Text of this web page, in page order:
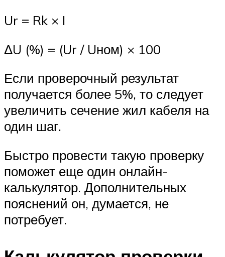
Ur = Rk × I
ΔU (%) = (Ur / Uном) × 100
Если проверочный результат
получается более 5%, то следует
увеличить сечение жил кабеля на
один шаг.
Быстро провести такую проверку
поможет еще один онлайн-
калькулятор. Дополнительных
пояснений он, думается, не
потребует.